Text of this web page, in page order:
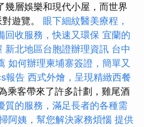
幾層娛樂和現代小屋，而世界
遊覽。 眼下細紋醫美療程，
回收服務，快速又環保 宜蘭的
新北地區台胞證辦理資訊 台中
如何辦理柬埔寨簽證，簡單又
報告 西式外燴，呈現精緻西餐
乘客帶來了許多計劃，雞尾酒
質的服務，滿足長者的各種需
阿姨，幫您解決家務煩惱 提供